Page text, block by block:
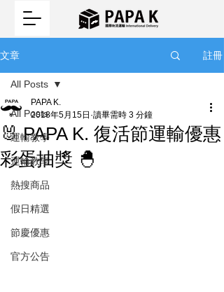
文章 註冊
All Posts
運輸教學
運輸教學
熱搜商品
假日精選
節慶優惠
官方公告
All Posts
🐰 PAPA K. 復活節運輸優惠
彩蛋抽獎 🐣
PAPA K.
2018年5月15日 讀畢需時 3 分鐘